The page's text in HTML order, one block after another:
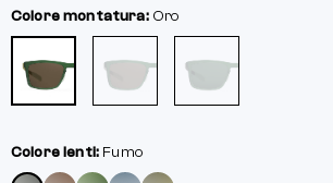
Colore montatura: Oro
Colore lenti: Fumo